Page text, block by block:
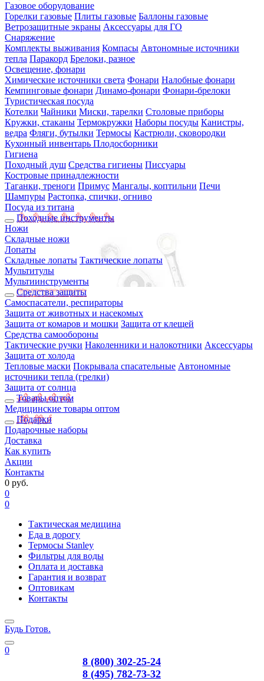
Газовое оборудование
Горелки газовые Плиты газовые Баллоны газовые
Ветрозащитные экраны Аксессуары для ГО
Снаряжение
Комплекты выживания Компасы Автономные источники
тепла Паракорд Брелоки, разное
Освещение, фонари
Химические источники света Фонари Налобные фонари
Кемпинговые фонари Динамо-фонари Фонари-брелоки
Туристическая посуда
Котелки Чайники Миски, тарелки Столовые приборы
Кружки, стаканы Термокружки Наборы посуды Канистры,
ведра Фляги, бутылки Термосы Кастрюли, сковородки
Кухонный инвентарь Плодосборники
Гигиена
Походный душ Средства гигиены Писсуары
Костровые принадлежности
Таганки, треноги Примус Мангалы, коптильни Печи
Шампуры Растопка, спички, огниво
Посуда из титана
Походные инструменты
Ножи
Складные ножи
Лопаты
Складные лопаты Тактические лопаты
Мультитулы
Мультиинструменты
Средства защиты
Самоспасатели, респираторы
Защита от животных и насекомых
Защита от комаров и мошки Защита от клещей
Средства самообороны
Тактические ручки Наколенники и налокотники Аксессуары
Защита от холода
Тепловые маски Покрывала спасательные Автономные
источники тепла (грелки)
Защита от солнца
Товары оптом
Медицинские товары оптом
Подарки
Подарочные наборы
Доставка
Как купить
Акции
Контакты
0 руб.
0
0
Тактическая медицина
Еда в дорогу
Термосы Stanley
Фильтры для воды
Оплата и доставка
Гарантия и возврат
Оптовикам
Контакты
Будь Готов.
0
8 (800) 302-25-24
8 (495) 782-73-32